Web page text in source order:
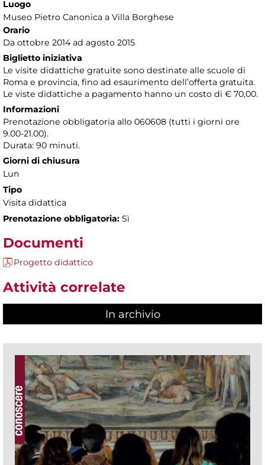
Luogo
Museo Pietro Canonica a Villa Borghese
Orario
Da ottobre 2014 ad agosto 2015
Biglietto iniziativa
Le visite didattiche gratuite sono destinate alle scuole di
Roma e provincia, fino ad esaurimento dell’offerta gratuita.
Le viste didattiche a pagamento hanno un costo di € 70,00.
Informazioni
Prenotazione obbligatoria allo 060608 (tutti i giorni ore
9.00-21.00).
Durata: 90 minuti.
Giorni di chiusura
Lun
Tipo
Visita didattica
Prenotazione obbligatoria: Sì
Documenti
Progetto didattico
Attività correlate
In archivio